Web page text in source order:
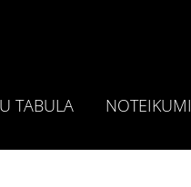
TABULA NOTEIKUMI